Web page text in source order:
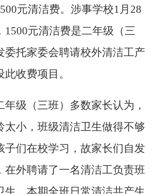
元清洁费。涉事学校1月28
1500元清洁费是二年级（三
委托家委会聘请校外清洁工产
收费项目。
年级（三班）多数家长认为，
太小，班级清洁卫生做得不够
子们在校学习，故家长们自发
在外聘请了一名清洁工负责班
生。本期全班日常清洁共产生